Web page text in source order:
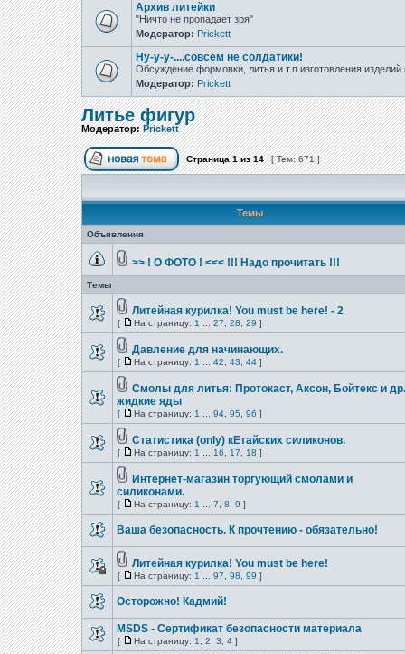
Архив литейки
"Ничто не пропадает зря"
Модератор: Prickett
Ну-у-у-....совсем не солдатики!
Обсуждение формовки, литья и т.п изготовления
Модератор: Prickett
Литье фигур
Модератор:Prickett
Страница1из14 [ Тем: 671 ]
Темы
Объявления
>> ! О ФОТО ! <<< !!! Надо прочитать !!!
Темы
Литейная курилка! You must be here! - 2
[ На страницу: 1 27 28 29 ]
Давление для начинающих.
[ На страницу: 1 42 43 44 ]
Смолы для литья: Протокаст, Аксон, Бойтекс и др.
жидкие яды
[ На страницу: 1 94 95 96 ]
Статистика (only) кЕтайских силиконов.
[ На страницу: 1 16 17 18 ]
Интернет-магазин торгующий смолами и
силиконами.
[ На страницу: 1 7 8 9 ]
Ваша безопасность. К прочтению - обязательно!
Литейная курилка! You must be here!
[ На страницу: 1 97 98 99 ]
Осторожно! Кадмий!
MSDS - Сертификат безопасности материала
[ На страницу: 1 2 3 4 ]